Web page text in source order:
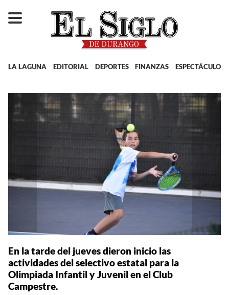
LA LAGUNA EDITORIAL DEPORTES FINANZAS ESPECTÁCULOS
En la tarde del jueves dieron inicio las
actividades del selectivo estatal para la
Olimpiada Infantil y Juvenil en el Club
Campestre.